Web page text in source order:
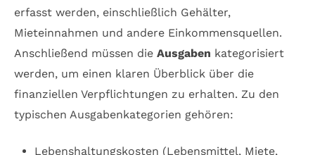
erfasst werden, einschließlich Gehälter,
Mieteinnahmen und andere Einkommensquellen.
Anschließend müssen die Ausgaben kategorisiert
werden, um einen klaren Überblick über die
finanziellen Verpflichtungen zu erhalten. Zu den
typischen Ausgabenkategorien gehören:
Lebenshaltungskosten (Lebensmittel, Miete,